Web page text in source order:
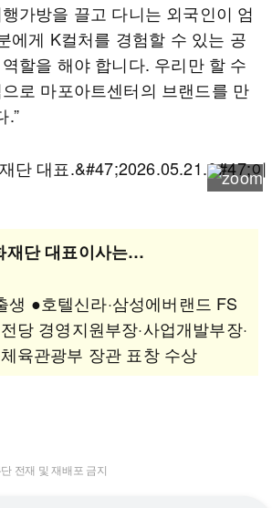
가방을 끌고 다니는 외국인이 엄
에게 K컬처를 경험할 수 있는 공
할을 해야 합니다. 우리만 할 수
로 마포아트센터의 브랜드를 만
.”
재단 대표이사는…
생 ●호텔신라·삼성에버랜드 FS
당 경영지원부장·사업개발부장·
육관광부 장관 표창 수상
전재 및 재배포 금지